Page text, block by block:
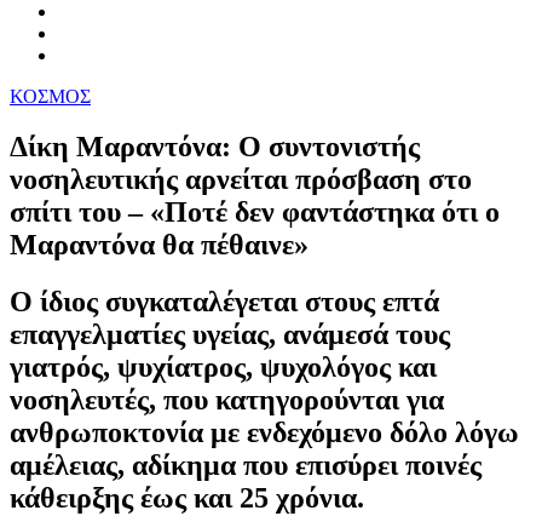
ΚΟΣΜΟΣ
Δίκη Μαραντόνα: Ο συντονιστής
νοσηλευτικής αρνείται πρόσβαση στο
σπίτι του – «Ποτέ δεν φαντάστηκα ότι ο
Μαραντόνα θα πέθαινε»
Ο ίδιος συγκαταλέγεται στους επτά
επαγγελματίες υγείας, ανάμεσά τους
γιατρός, ψυχίατρος, ψυχολόγος και
νοσηλευτές, που κατηγορούνται για
ανθρωποκτονία με ενδεχόμενο δόλο λόγω
αμέλειας, αδίκημα που επισύρει ποινές
κάθειρξης έως και 25 χρόνια.